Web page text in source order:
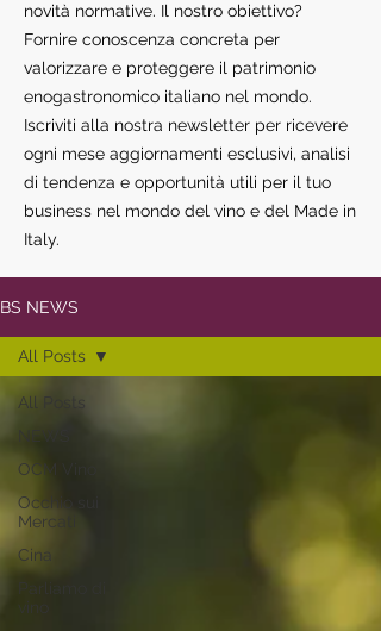
novità normative. Il nostro obiettivo?
Fornire conoscenza concreta per
valorizzare e proteggere il patrimonio
enogastronomico italiano nel mondo.
Iscriviti alla nostra newsletter per ricevere
ogni mese aggiornamenti esclusivi, analisi
di tendenza e opportunità utili per il tuo
business nel mondo del vino e del Made in
Italy.
BS NEWS
All Posts
OCM Vino
Occhio sui
Mercati
Cina
vino
All Posts